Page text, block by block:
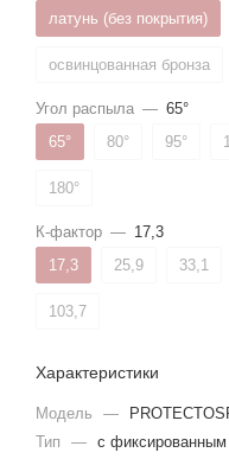
латунь (без покрытия)
освинцованная бронза
Угол распыла — 65°
65°
80° 95°
180°
К-фактор — 17,3
17,3
25,9 33,1
103,7
Характеристики
Модель —
Тип
— с